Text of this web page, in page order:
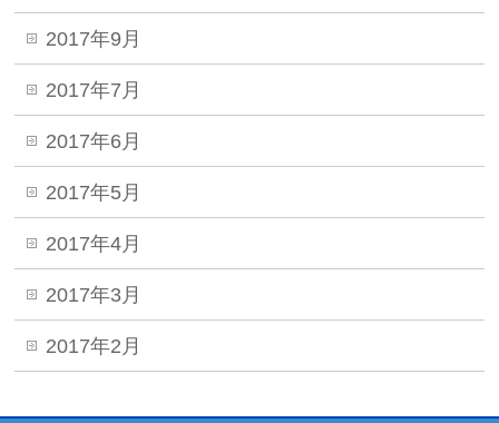
2017年9月
2017年7月
2017年6月
2017年5月
2017年4月
2017年3月
2017年2月